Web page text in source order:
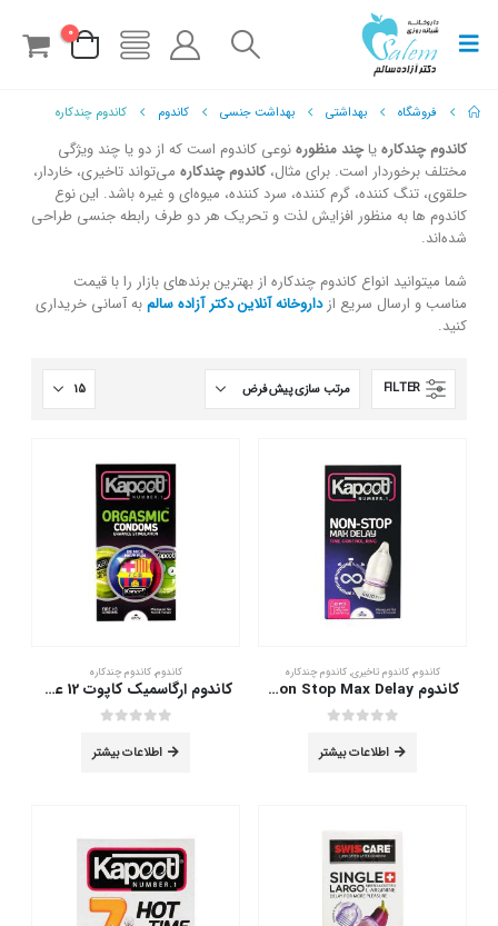
0
فروشگاه بهداشتی بهداشت جنسی کاندوم کاندوم چندکاره
کاندوم چندکارهیاچند منظورهنوعی کاندوم است که از دو یا چند ویژگی
مختلف برخوردار است. برای مثال،کاندوم چندکاره می‌تواند تاخیری، خاردار،
حلقوی، تنگ کننده، گرم کننده، سرد کننده، میوه‌ای و غیره باشد. این نوع
کاندوم ها به منظور افزایش لذت و تحریک هر دو طرف رابطه جنسی طراحی
شده‌اند.
شما میتوانید انواع کاندوم چندکاره از بهترین برندهای بازار را با قیمت
مناسب و ارسال سریع ازداروخانه آنلاین دکتر آزاده سالمبه آسانی خریداری
کنید.
FILTER
کاندوم, کاندوم تاخیری, کاندوم چندکاره
کاندوم Non Stop Max Delay کاپوت 10 عددی
اطلاعات بیشتر
کاندوم, کاندوم چندکاره
کاندوم ارگاسمیک کاپوت 12 عددی
اطلاعات بیشتر